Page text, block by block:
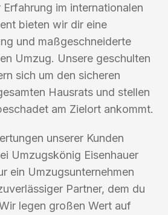
im internationalen
bieten wir dir eine
und maßgeschneiderte
Umzug. Unsere geschulten
sich um den sicheren
Hausrats und stellen
am Zielort ankommt.
unserer Kunden
Umzugskönig Eisenhauer
ein Umzugsunternehmen
Partner, dem du
legen großen Wert auf